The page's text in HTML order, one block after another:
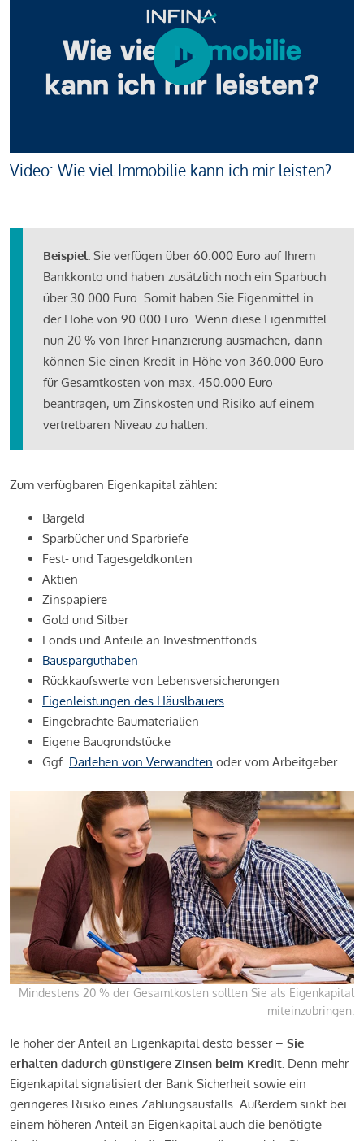
Video: Wie viel Immobilie kann ich mir leisten?
Beispiel: Sie verfügen über 60.000 Euro auf Ihrem
Bankkonto und haben zusätzlich noch ein Sparbuch
über 30.000 Euro. Somit haben Sie Eigenmittel in
der Höhe von 90.000 Euro. Wenn diese Eigenmittel
nun 20 % von Ihrer Finanzierung ausmachen, dann
können Sie einen Kredit in Höhe von 360.000 Euro
für Gesamtkosten von max. 450.000 Euro
beantragen, um Zinskosten und Risiko auf einem
vertretbaren Niveau zu halten.
Zum verfügbaren Eigenkapital zählen:
Bargeld
Sparbücher und Sparbriefe
Fest- und Tagesgeldkonten
Aktien
Zinspapiere
Gold und Silber
Fonds und Anteile an Investmentfonds
Bausparguthaben
Rückkaufswerte von Lebensversicherungen
Eigenleistungen des Häuslbauers
Eingebrachte Baumaterialien
Eigene Baugrundstücke
Ggf. Darlehen von Verwandten oder vom Arbeitgeber
Mindestens 20 % der Gesamtkosten sollten Sie als Eigenkapital
miteinzubringen.
Je höher der Anteil an Eigenkapital desto besser – Sie
erhalten dadurch günstigere Zinsen beim Kredit. Denn mehr
Eigenkapital signalisiert der Bank Sicherheit sowie ein
geringeres Risiko eines Zahlungsausfalls. Außerdem sinkt bei
einem höheren Anteil an Eigenkapital auch die benötigte